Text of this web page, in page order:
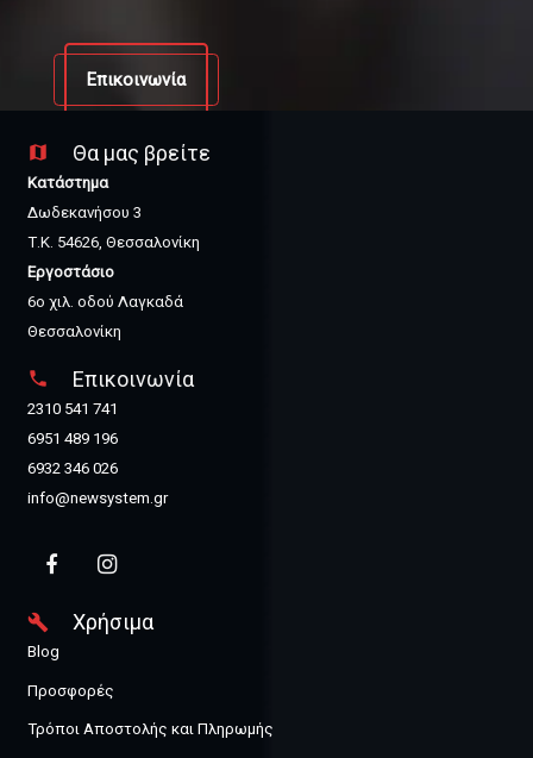
Επικοινωνία
map Θα μας βρείτε
Κατάστημα
Δωδεκανήσου 3
Τ.Κ. 54626, Θεσσαλονίκη
Εργοστάσιο
6ο χιλ. οδού Λαγκαδά
Θεσσαλονίκη
phone Επικοινωνία
2310 541 741
6951 489 196
6932 346 026
info@newsystem.gr
build Χρήσιμα
Blog
Προσφορές
Τρόποι Αποστολής και Πληρωμής